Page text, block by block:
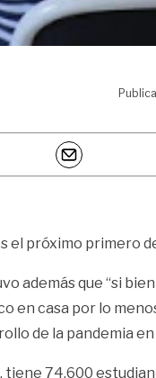
el próximo primero
además que “si
en casa por lo
de la pandemia en
74.600